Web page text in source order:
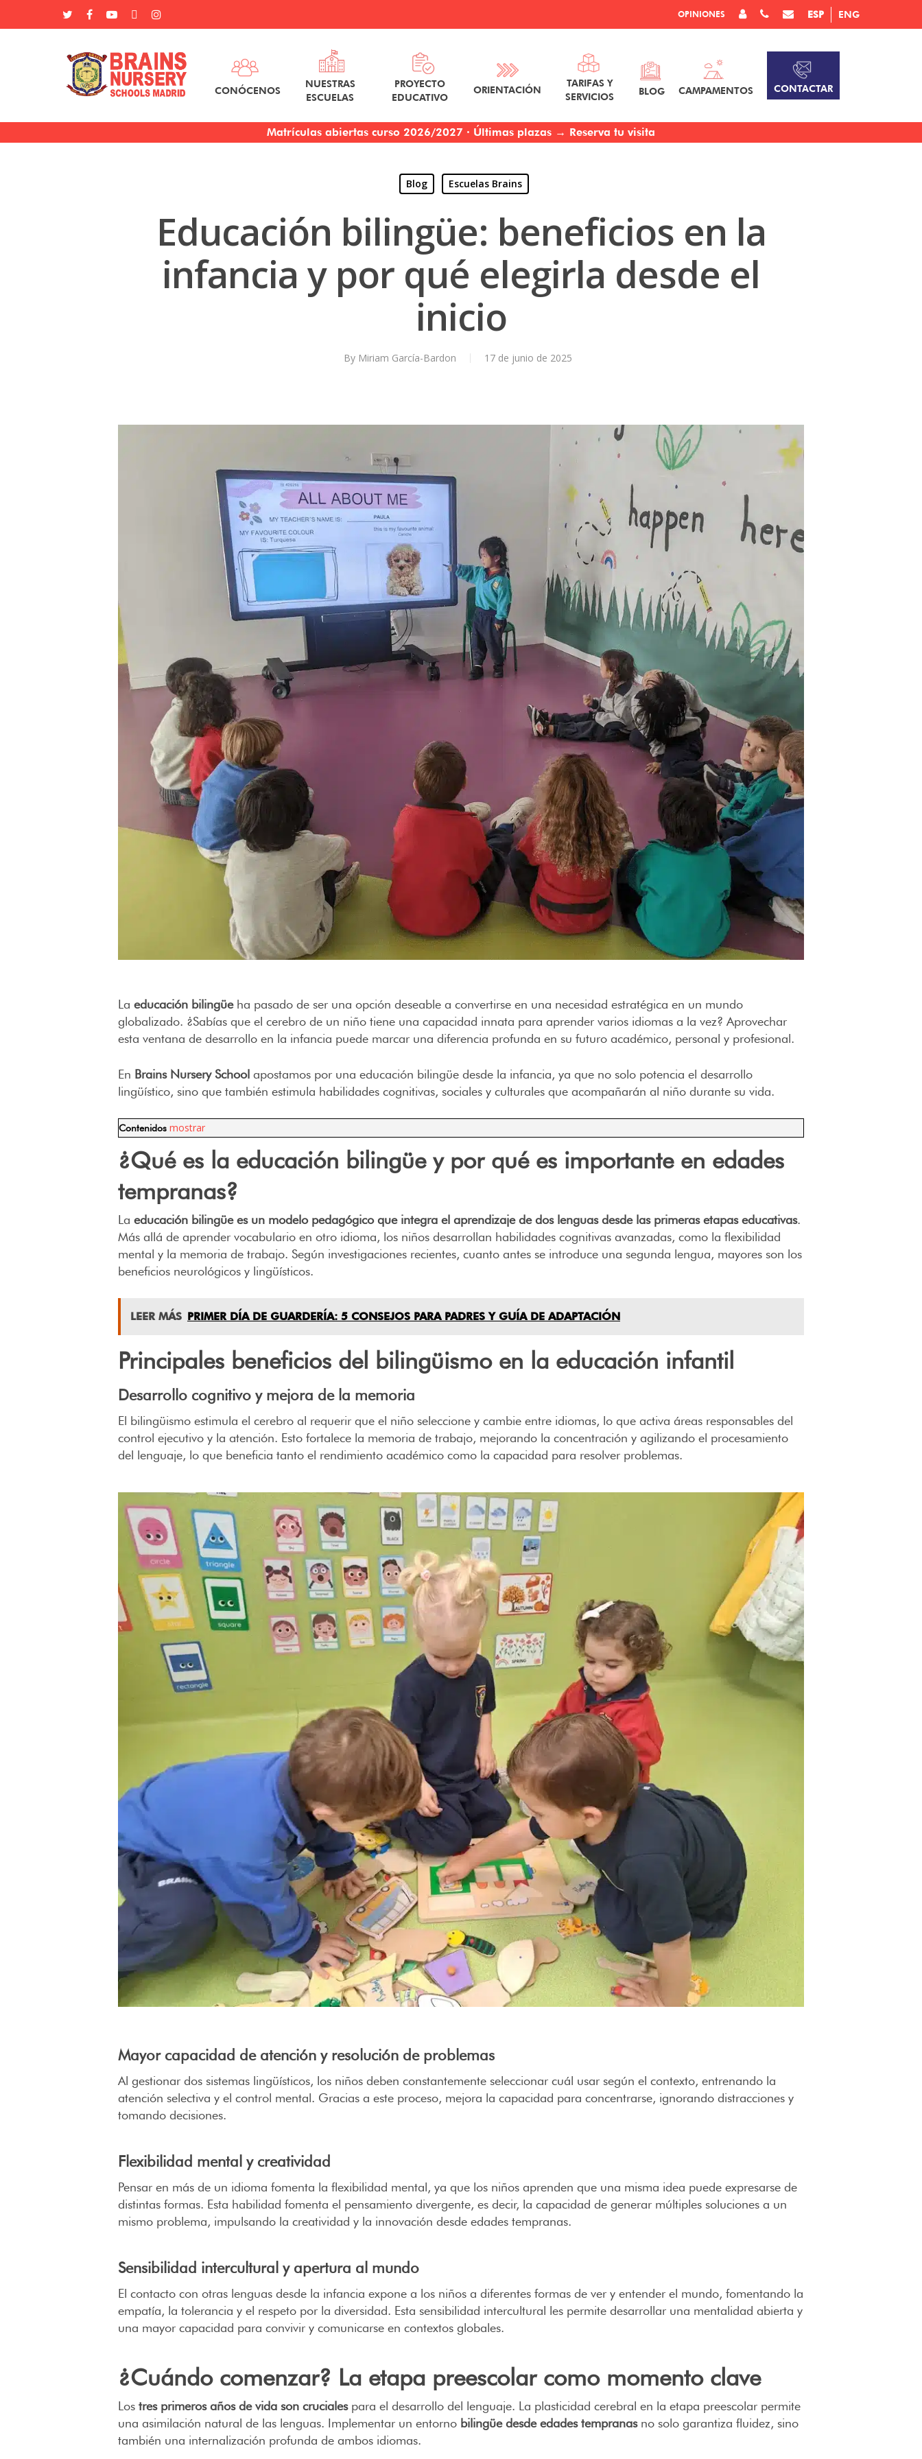
Matrículas abiertas curso 2026/2027 · Últimas plazas → Reserva tu visita
OPINIONES ESP ENG
CONÓCENOS
NUESTRAS
ESCUELAS
PROYECTO
EDUCATIVO
ORIENTACIÓN
TARIFAS Y
SERVICIOS
BLOG CAMPAMENTOS CONTACTAR
Blog Escuelas Brains
Educación bilingüe: beneficios en la
infancia y por qué elegirla desde el
inicio
By Miriam García-Bardon 17 de junio de 2025
La educación bilingüeha pasado de ser una opción deseable a convertirse en una necesidad estratégica en un mundo
globalizado. ¿Sabías que el cerebro de un niño tiene una capacidad innata para aprender varios idiomas a la vez? Aprovechar
esta ventana de desarrollo en la infancia puede marcar una diferencia profunda en su futuro académico, personal y profesional.
En Brains Nursery School apostamos por una educación bilingüe desde la infancia, ya que no solo potencia el desarrollo
lingüístico, sino que también estimula habilidades cognitivas, sociales y culturales que acompañarán al niño durante su vida.
Contenidos mostrar
¿Qué es la educación bilingüe y por qué es importante en edades
tempranas?
La educación bilingüe es un modelo pedagógico que integra el aprendizaje de dos lenguas desde las primeras etapas educativas.
Más allá de aprender vocabulario en otro idioma, los niños desarrollan habilidades cognitivas avanzadas, como la flexibilidad
mental y la memoria de trabajo. Según investigaciones recientes, cuanto antes se introduce una segunda lengua, mayores son los
beneficios neurológicos y lingüísticos.
LEER MÁS PRIMER DÍA DE GUARDERÍA: 5 CONSEJOS PARA PADRES Y GUÍA DE ADAPTACIÓN
Principales beneficios del bilingüismo en la educación infantil
Desarrollo cognitivo y mejora de la memoria
El bilingüismo estimula el cerebro al requerir que el niño seleccione y cambie entre idiomas, lo que activa áreas responsables del
control ejecutivo y la atención. Esto fortalece la memoria de trabajo, mejorando la concentración y agilizando el procesamiento
del lenguaje, lo que beneficia tanto el rendimiento académico como la capacidad para resolver problemas.
Mayor capacidad de atención y resolución de problemas
Al gestionar dos sistemas lingüísticos, los niños deben constantemente seleccionar cuál usar según el contexto, entrenando la
atención selectiva y el control mental. Gracias a este proceso, mejora la capacidad para concentrarse, ignorando distracciones y
tomando decisiones.
Flexibilidad mental y creatividad
Pensar en más de un idioma fomenta la flexibilidad mental, ya que los niños aprenden que una misma idea puede expresarse de
distintas formas. Esta habilidad fomenta el pensamiento divergente, es decir, la capacidad de generar múltiples soluciones a un
mismo problema, impulsando la creatividad y la innovación desde edades tempranas.
Sensibilidad intercultural y apertura al mundo
El contacto con otras lenguas desde la infancia expone a los niños a diferentes formas de ver y entender el mundo, fomentando la
empatía, la tolerancia y el respeto por la diversidad. Esta sensibilidad intercultural les permite desarrollar una mentalidad abierta y
una mayor capacidad para convivir y comunicarse en contextos globales.
¿Cuándo comenzar? La etapa preescolar como momento clave
Los tres primeros años de vida son crucialespara el desarrollo del lenguaje. La plasticidad cerebral en la etapa preescolar permite
una asimilación natural de las lenguas. Implementar un entorno bilingüe desde edades tempranas no solo garantiza fluidez, sino
también una internalización profunda de ambos idiomas.